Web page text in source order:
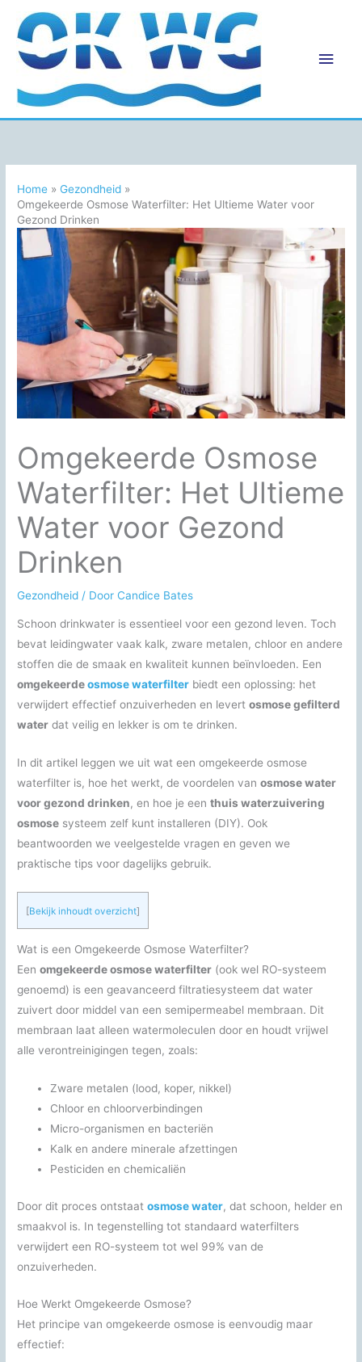
naar
inhoud
Home
Gezondheid
Omgekeerde Osmose Waterfilter: Het Ultieme Water voor
Gezond Drinken
Omgekeerde Osmose
Waterfilter: Het Ultieme
Water voor Gezond
Drinken
Gezondheid / DoorCandice Bates
Schoon drinkwater is essentieel voor een gezond leven. Toch
bevat leidingwater vaak kalk, zware metalen, chloor en andere
stoffen die de smaak en kwaliteit kunnen beïnvloeden. Een
omgekeerdeosmose waterfilter biedt een oplossing: het
verwijdert effectief onzuiverheden en levertosmose gefilterd
water dat veilig en lekker is om te drinken.
In dit artikel leggen we uit wat een omgekeerde osmose
waterfilter is, hoe het werkt, de voordelen vanosmose water
voor gezond drinken, en hoe je eenthuis waterzuivering
osmose systeem zelf kunt installeren (DIY). Ook
beantwoorden we veelgestelde vragen en geven we
praktische tips voor dagelijks gebruik.
[Bekijk inhoudt overzicht]
Wat is een Omgekeerde Osmose Waterfilter?
Eenomgekeerde osmose waterfilter (ook wel RO-systeem
genoemd) is een geavanceerd filtratiesysteem dat water
zuivert door middel van een semipermeabel membraan. Dit
membraan laat alleen watermoleculen door en houdt vrijwel
alle verontreinigingen tegen, zoals:
Zware metalen (lood, koper, nikkel)
Chloor en chloorverbindingen
Micro-organismen en bacteriën
Kalk en andere minerale afzettingen
Pesticiden en chemicaliën
Door dit proces ontstaatosmose water, dat schoon, helder en
smaakvol is. In tegenstelling tot standaard waterfilters
verwijdert een RO-systeem tot wel 99% van de
onzuiverheden.
Hoe Werkt Omgekeerde Osmose?
Het principe van omgekeerde osmose is eenvoudig maar
effectief: